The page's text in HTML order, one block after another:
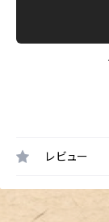
レビュー